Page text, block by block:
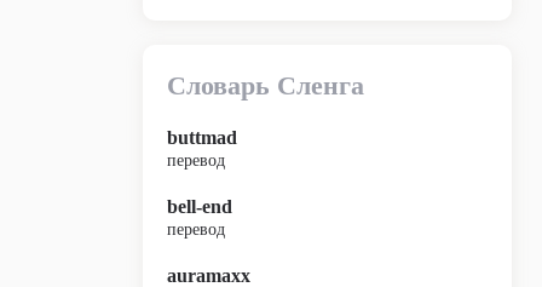
Словарь Сленга
buttmad
перевод
bell-end
перевод
auramaxx